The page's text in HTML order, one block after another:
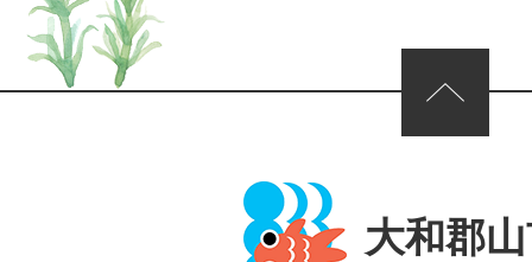
ページの先頭へ
大和郡